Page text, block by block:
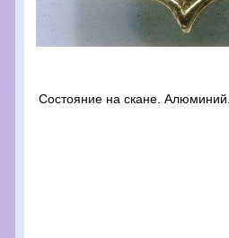
Состояние на скане.